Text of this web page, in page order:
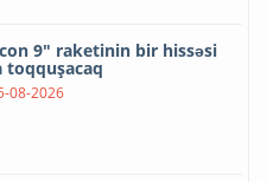
9" raketinin bir hissəsi
toqquşacaq
08-2026